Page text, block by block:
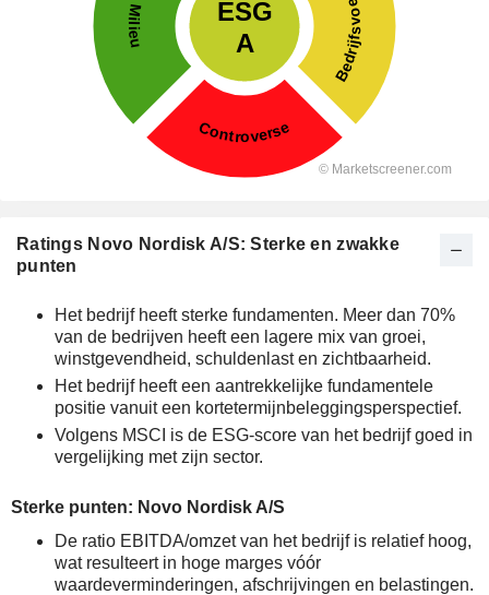
Ratings Novo Nordisk A/S: Sterke en zwakke
punten
Het bedrijf heeft sterke fundamenten. Meer dan 70%
van de bedrijven heeft een lagere mix van groei,
winstgevendheid, schuldenlast en zichtbaarheid.
Het bedrijf heeft een aantrekkelijke fundamentele
positie vanuit een kortetermijnbeleggingsperspectief.
Volgens MSCI is de ESG-score van het bedrijf goed in
vergelijking met zijn sector.
Sterke punten: Novo Nordisk A/S
De ratio EBITDA/omzet van het bedrijf is relatief hoog,
wat resulteert in hoge marges vóór
waardeverminderingen, afschrijvingen en belastingen.